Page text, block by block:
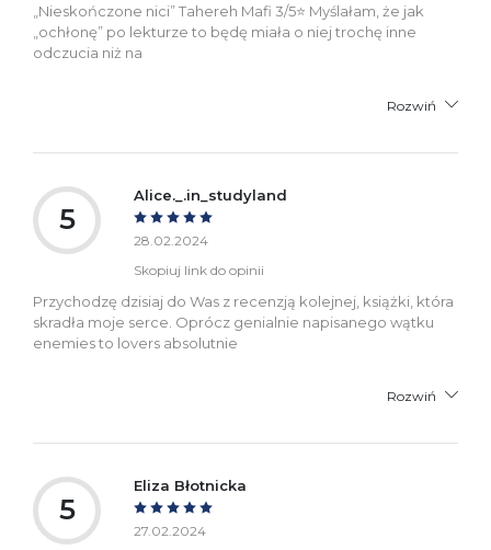
„Nieskończone nici” Tahereh Mafi 3/5⭐️ Myślałam, że jak
„ochłonę” po lekturze to będę miała o niej trochę inne
odczucia niż na
Rozwiń
5
Alice._.in_studyland
28.02.2024
Skopiuj link do opinii
Przychodzę dzisiaj do Was z recenzją kolejnej, książki, która
skradła moje serce. Oprócz genialnie napisanego wątku
enemies to lovers absolutnie
Rozwiń
5
Eliza Błotnicka
27.02.2024